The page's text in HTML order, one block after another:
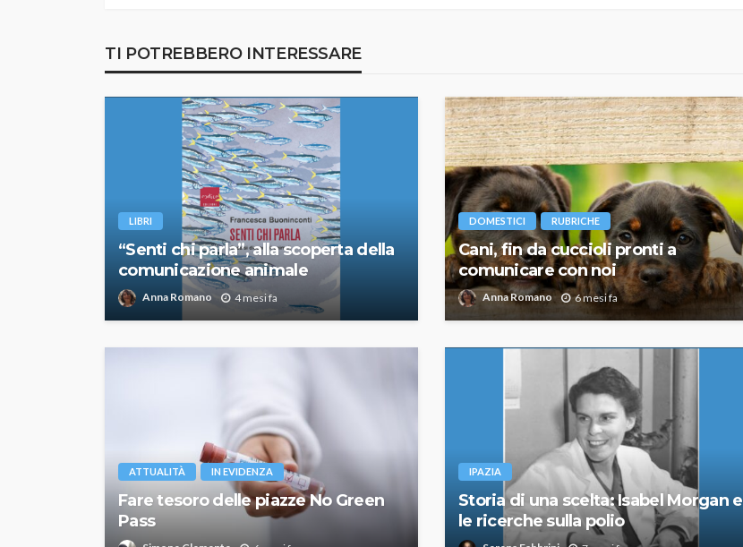
TI POTREBBERO INTERESSARE
LIBRI
“Senti chi parla”, alla scoperta della
comunicazione animale
Anna Romano 4 mesi fa
DOMESTICI RUBRICHE
Cani, fin da cuccioli pronti a
comunicare con noi
Anna Romano 6 mesi fa
ATTUALITÀ IN EVIDENZA
Fare tesoro delle piazze No Green
Pass
IPAZIA
Storia di una scelta: Isabel Morgan e
le ricerche sulla polio